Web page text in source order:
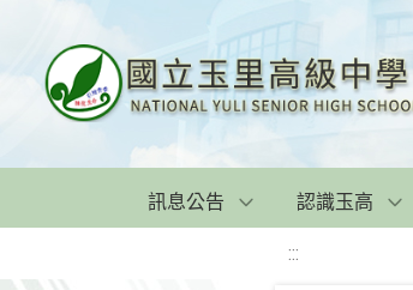
訊息公告 認識玉高
:::